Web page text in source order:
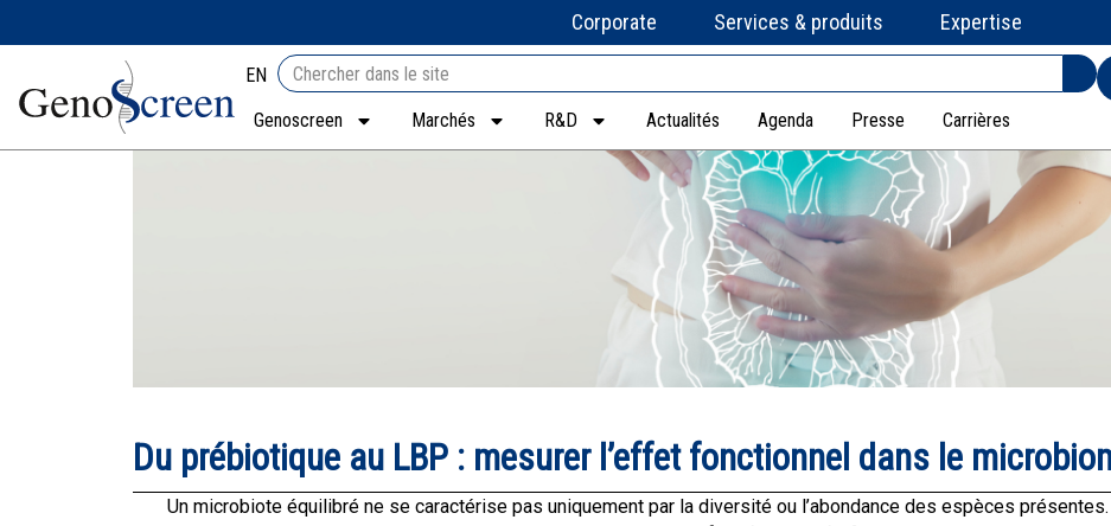
Corporate Services & produits Expertise
EN
Genoscreen
Marchés R&D Actualités Agenda Presse Carrières
Du prébiotique au LBP : mesurer l’effet fonctionnel dans le
Un microbiote équilibré ne se caractérise pas uniquement par la diversité ou l’abondance des espèces